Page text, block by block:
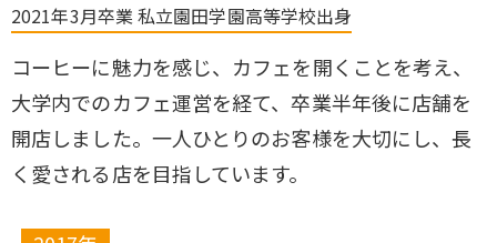
2021年3月卒業 私立園田学園高等学校出身
コーヒーに魅力を感じ、カフェを開くことを考え、
大学内でのカフェ運営を経て、卒業半年後に店舗を
開店しました。一人ひとりのお客様を大切にし、長
く愛される店を目指しています。